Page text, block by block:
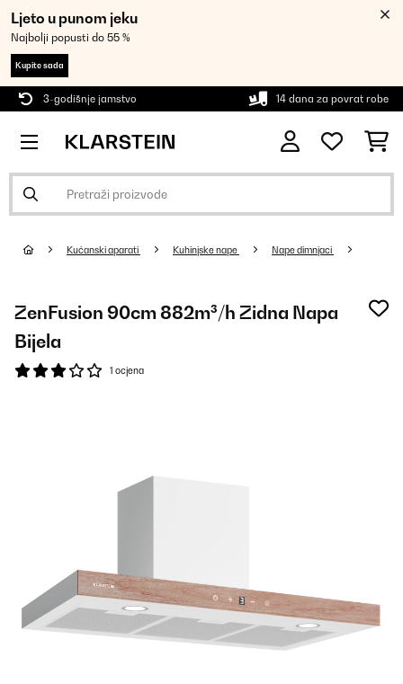
Ljeto u punom jeku
Najbolji popusti do 55 %
Kupite sada
3-godišnje jamstvo 14 dana za povrat robe
Kućanski aparati Kuhinjske nape Nape dimnjaci
ZenFusion 90cm 882m³/h Zidna Napa
Bijela
1 ocjena